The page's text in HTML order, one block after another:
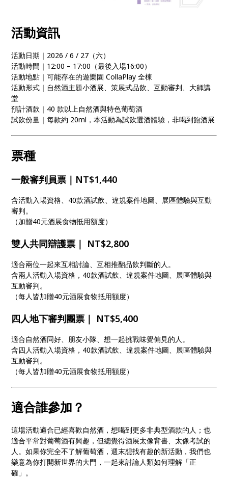
活動資訊
活動日期｜2026 / 6 / 27（六）
活動時間｜12:00 – 17:00（最後入場16:00）
活動地點｜可能存在的遊樂園 CollaPlay 全棟
活動形式｜自然酒主題小酒展、策展式品飲、互動審判、大師講
堂
預計酒款｜40 款以上自然酒與特色葡萄酒
試飲份量｜每款約 20ml，本活動為試飲選酒體驗，非喝到飽酒展
票種
一般審判員票｜NT$1,440
含活動入場資格、40款酒試飲、違規案件地圖、展區體驗與互動
審判。
（加贈40元酒展食物抵用額度）
雙人共同辯護票｜ NT$2,800
適合兩位一起來互相討論、互相推翻品飲判斷的人。
含兩人活動入場資格，40款酒試飲、違規案件地圖、展區體驗與
互動審判。
（每人皆加贈40元酒展食物抵用額度）
四人地下審判團票｜ NT$5,400
適合自然酒同好、朋友小隊、想一起挑戰味覺偏見的人。
含四人活動入場資格，40款酒試飲、違規案件地圖、展區體驗與
互動審判。
（每人皆加贈40元酒展食物抵用額度）
適合誰參加？
這場活動適合已經喜歡自然酒，想喝到更多非典型酒款的人；也
適合平常對葡萄酒有興趣，但總覺得酒展太像背書、太像考試的
人。如果你完全不了解葡萄酒，週末想找有趣的新活動，我們也
樂意為你打開新世界的大門，一起來討論人類如何理解「正
確」。